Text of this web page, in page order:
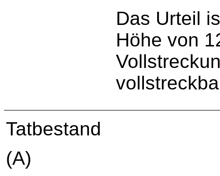
Das Urteil
Höhe von
Tatbestand
(A)